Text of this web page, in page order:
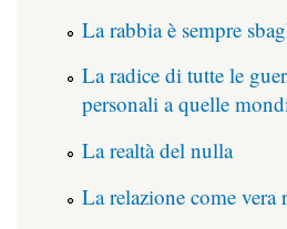
La rabbia è sempre
La radice di tutte le
personali a quelle
La realtà del nulla
La relazione come vera